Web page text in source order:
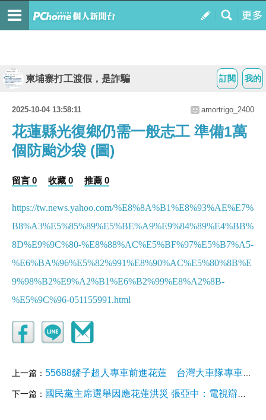
我的
訂閱
柬埔寨打工渡假，是詐騙
2025-10-04 13:58:11 amortrigo_2400
花蓮縣光復鄉仍需一般志工 準備1萬
個防颱沙袋 (圖)
留言 0 收藏 0 推薦 0
https://tw.news.yahoo.com/%E8%8A%B1%E8%93%AE%E7%
B8%A3%E5%85%89%E5%BE%A9%E9%84%89%E4%BB%
8D%E9%9C%80-%E8%88%AC%E5%BF%97%E5%B7%A5-
%E6%BA%96%E5%82%991%E8%90%AC%E5%80%8B%E
9%98%B2%E9%A2%B1%E6%B2%99%E8%A2%8B-
%E5%9C%96-051155991.html
上一篇： 55688鏟子超人專車前進花蓮 台灣大車隊專車免費載
下一篇： 國民黨主席選舉因應花蓮洪災 張亞中：電視辯論不該暫停